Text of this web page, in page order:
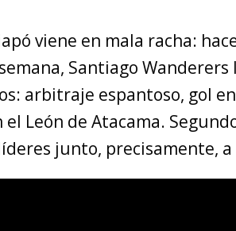
viene en mala racha:
Santiago Wanderers
arbitraje espantoso, gol
el León de Atacama.
junto, precisamente,